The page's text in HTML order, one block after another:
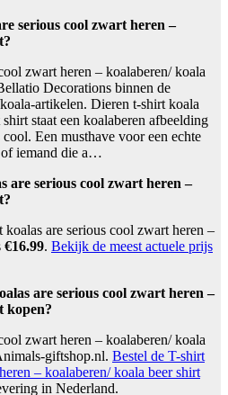
serious cool zwart heren –
zwart heren – koalaberen/ koala
Decorations binnen de
artikelen. Dieren t-shirt koala
staat een koalaberen afbeelding
Een musthave voor een echte
of iemand die a…
are serious cool zwart heren –
are serious cool zwart heren –
€16.99. Bekijk de meest actuele prijs
are serious cool zwart heren –
kopen?
zwart heren – koalaberen/ koala
giftshop.nl. Bestel de T-shirt
– koalaberen/ koala beer shirt
in Nederland.